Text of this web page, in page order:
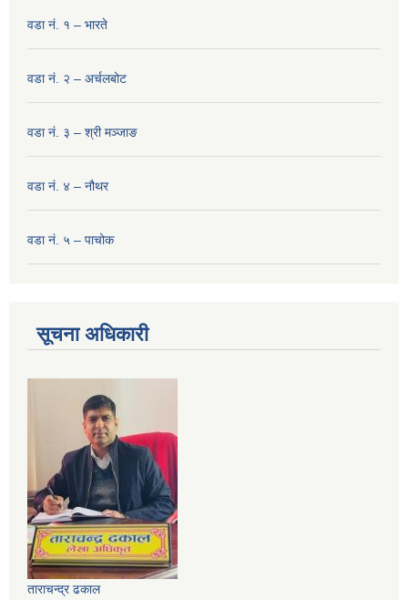
वडा नं. १ – भारते
वडा नं. २ – अर्चलबोट
वडा नं. ३ – श्री मञ्‍जाङ
वडा नं. ४ – नौथर
वडा नं. ५ – पाचोक
सूचना अधिकारी
ताराचन्द्र ढकाल